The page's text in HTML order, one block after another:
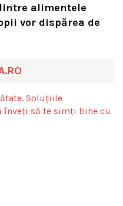
alimentele
vor dispărea de